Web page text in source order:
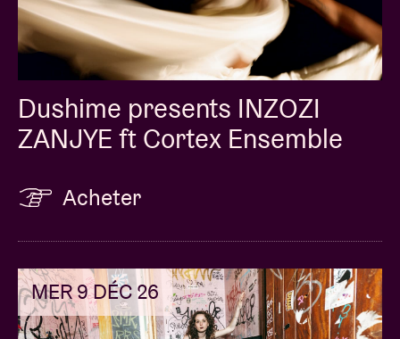
Dushime presents INZOZI
ZANJYE ft Cortex Ensemble
Acheter
MER 9 DÉC 26